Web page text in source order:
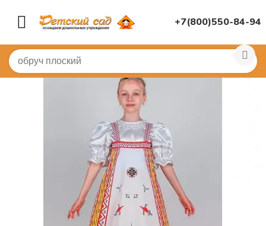
+7(800)550-84-94
Главная / КОСТЮМЫ Детские карнавальные костюмы